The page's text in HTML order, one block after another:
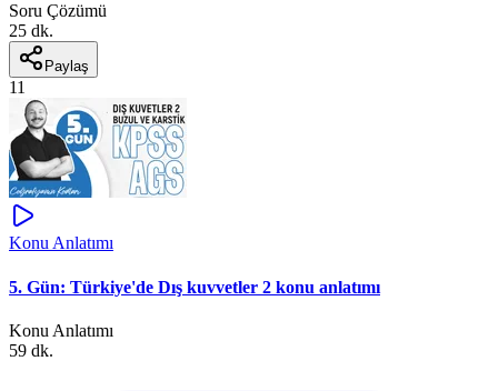
Soru Çözümü
25 dk.
Paylaş
11
Konu Anlatımı
5. Gün: Türkiye'de Dış kuvvetler 2 konu anlatımı
Konu Anlatımı
59 dk.